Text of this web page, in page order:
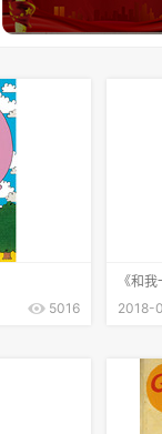
5016
《和
2018-